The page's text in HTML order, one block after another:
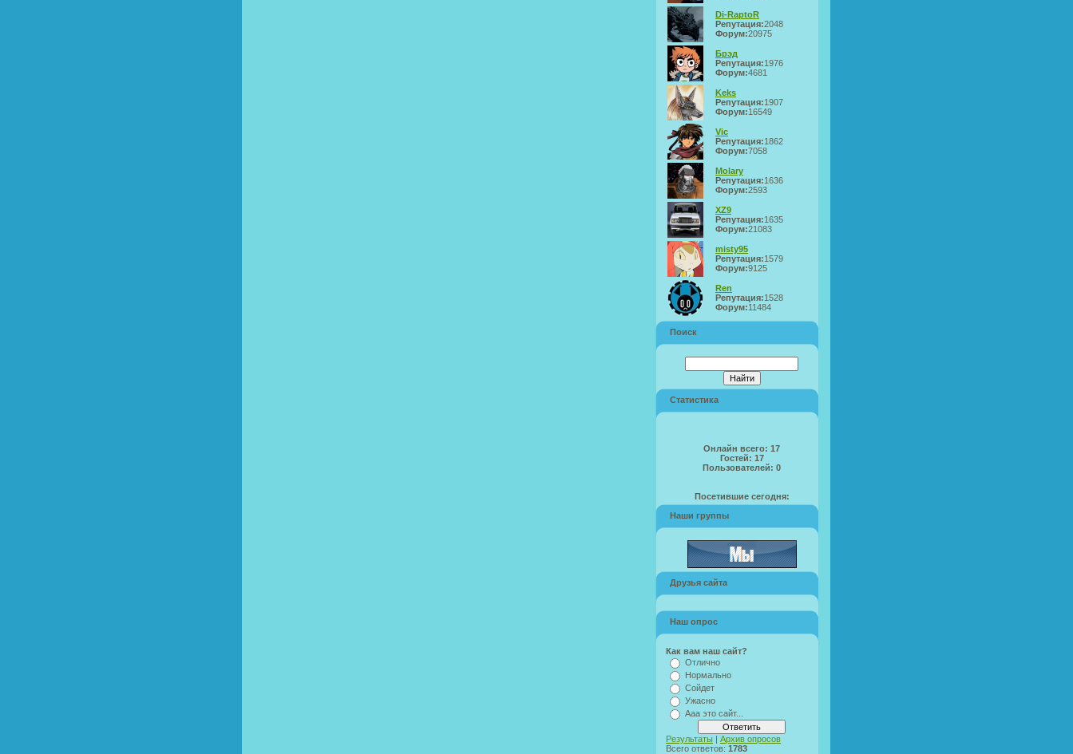
Di-RaptoR
Репутация:2048
Форум:20975
Брэд
Репутация:1976
Форум:4681
Keks
Репутация:1907
Форум:16549
Vic
Репутация:1862
Форум:7058
Molary
Репутация:1636
Форум:2593
XZ9
Репутация:1635
Форум:21083
misty95
Репутация:1579
Форум:9125
Ren
Репутация:1528
Форум:11484
Поиск
Статистика
Онлайн всего: 17
Гостей: 17
Пользователей: 0
Посетившие сегодня:
Наши группы
Друзья сайта
Наш опрос
Как вам наш сайт?
Отлично
Нормально
Сойдет
Ужасно
Ааа это сайт...
Результаты | Архив опросов
Всего ответов: 1783